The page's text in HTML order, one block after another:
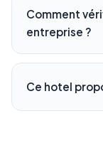
Comment
entreprise ?
Ce hotel